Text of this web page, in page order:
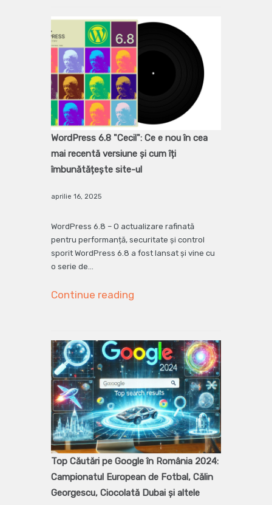
WordPress 6.8 "Cecil": Ce e nou în cea
mai recentă versiune și cum îți
îmbunătățește site-ul
aprilie 16, 2025
WordPress 6.8 – O actualizare rafinată
pentru performanță, securitate și control
sporit WordPress 6.8 a fost lansat și vine cu
o serie de…
Continue reading
Top Căutări pe Google în România 2024:
Campionatul European de Fotbal, Călin
Georgescu, Ciocolată Dubai și altele